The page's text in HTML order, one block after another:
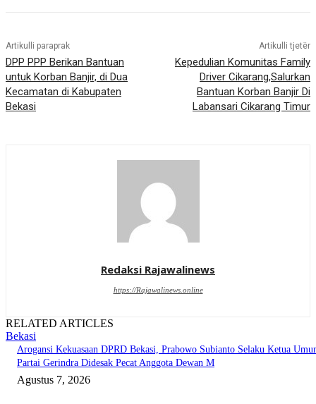
Artikulli paraprak
DPP PPP Berikan Bantuan
untuk Korban Banjir, di Dua
Kecamatan di Kabupaten
Bekasi
Artikulli tjetër
Kepedulian Komunitas Family
Driver Cikarang,Salurkan
Bantuan Korban Banjir Di
Labansari Cikarang Timur
Redaksi Rajawalinews
https://Rajawalinews.online
RELATED ARTICLES
Bekasi
Arogansi Kekuasaan DPRD Bekasi, Prabowo Subianto Selaku Ketua
Partai Gerindra Didesak Pecat Anggota Dewan M
Agustus 7, 2026